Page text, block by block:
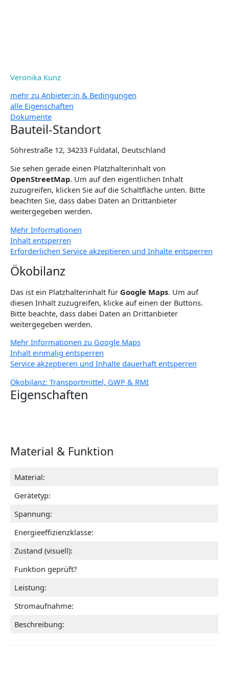
Veronika Kunz
mehr zu Anbieter:in & Bedingungen
alle Eigenschaften
Dokumente
Bauteil-Standort
Söhrestraße 12, 34233 Fuldatal, Deutschland
Sie sehen gerade einen Platzhalterinhalt von
OpenStreetMap. Um auf den eigentlichen Inhalt
zuzugreifen, klicken Sie auf die Schaltfläche unten. Bitte
beachten Sie, dass dabei Daten an Drittanbieter
weitergegeben werden.
Mehr Informationen
Inhalt entsperren
Erforderlichen Service akzeptieren und Inhalte entsperren
Ökobilanz
Das ist ein Platzhalterinhalt für Google Maps. Um auf
diesen Inhalt zuzugreifen, klicke auf einen der Buttons.
Bitte beachte, dass dabei Daten an Drittanbieter
weitergegeben werden.
Mehr Informationen zu Google Maps
Inhalt einmalig entsperren
Service akzeptieren und Inhalte dauerhaft entsperren
Ökobilanz: Transportmittel, GWP & RMI
Eigenschaften
Material & Funktion
Material:
Gerätetyp:
Spannung:
Energieeffizienzklasse:
Zustand (visuell):
Funktion geprüft?
Leistung:
Stromaufnahme:
Beschreibung: